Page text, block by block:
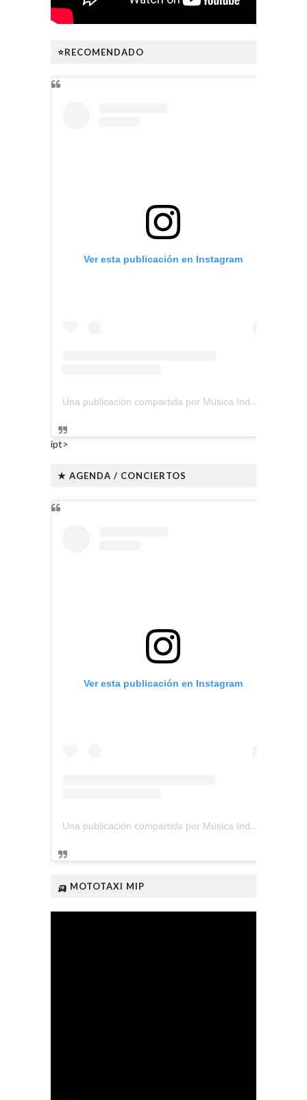
⭐RECOMENDADO
Ver esta publicación en Instagram
Una publicación compartida por Música Independiente Perú 🇵🇪 (@musica.independiente.peru)
ipt>
★ AGENDA / CONCIERTOS
Ver esta publicación en Instagram
Una publicación compartida por Música Independiente Perú 🇵🇪 (@musica.independiente.peru)
🛺 MOTOTAXI MIP